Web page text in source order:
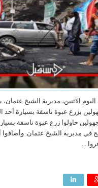
الاثنين، مديرية الشيخ
بزرع عبوة ناسفة بسيارة أحد
حاولوا زرع عبوة ناسفة
في مديرية الشيخ عثمان. وأضافوا
...